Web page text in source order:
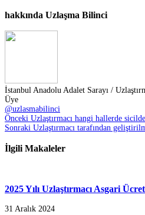
hakkında Uzlaşma Bilinci
İstanbul Anadolu Adalet Sarayı /
Üye
@uzlasmabilinci
Önceki Uzlaştırmacı hangi hallerde
Sonraki Uzlaştırmacı tarafından
İlgili Makaleler
2025 Yılı Uzlaştırmacı Asgari
31 Aralık 2024